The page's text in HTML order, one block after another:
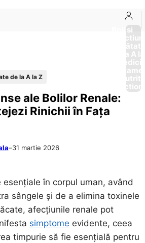
Boli si
Afectiuni
Sănătate
de la A
de la A la Z
ale Bolilor Renale:
Rinichii în Fața
–31 martie 2026
esențiale în corpul uman, având
sângele și de a elimina toxinele
afecțiunile renale pot
simptome evidente, ceea
timpurie să fie esențială pentru